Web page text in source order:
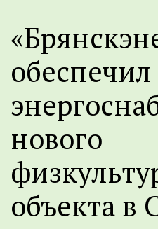
обеспечил
нового
объекта в